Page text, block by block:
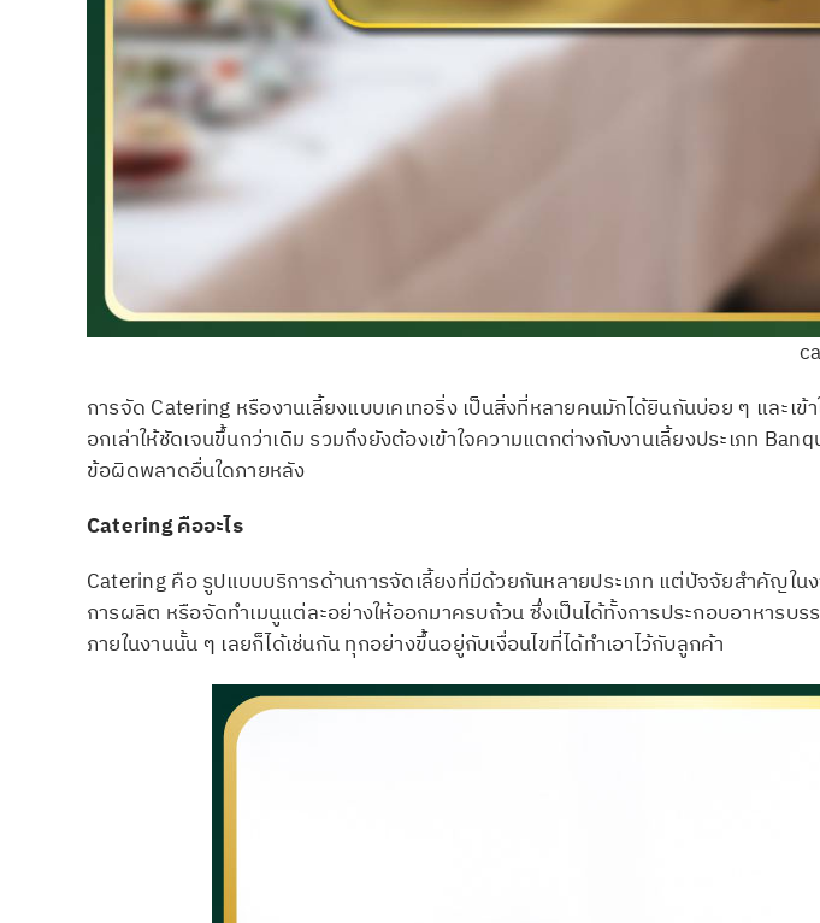
การจัด Catering หรืองานเลี้ยงแบบเคเทอริ่ง เป็นสิ่งที่หลายคนมักได้ยินกันบ่อย ๆ และ
อกเล่าให้ชัดเจนขึ้นกว่าเดิม รวมถึงยังต้องเข้าใจความแตกต่างกับงานเลี้ยงประเภท
ข้อผิดพลาดอื่นใดภายหลัง
Cateringคืออะไร
Catering คือ รูปแบบบริการด้านการจัดเลี้ยงที่มีด้วยกันหลายประเภท แต่ปัจจัยสำคัญใน
การผลิต หรือจัดทำเมนูแต่ละอย่างให้ออกมาครบถ้วน ซึ่งเป็นได้ทั้งการประกอบอาหารบ
ภายในงานนั้น ๆ เลยก็ได้เช่นกัน ทุกอย่างขึ้นอยู่กับเงื่อนไขที่ได้ทำเอาไว้กับลูกค้า